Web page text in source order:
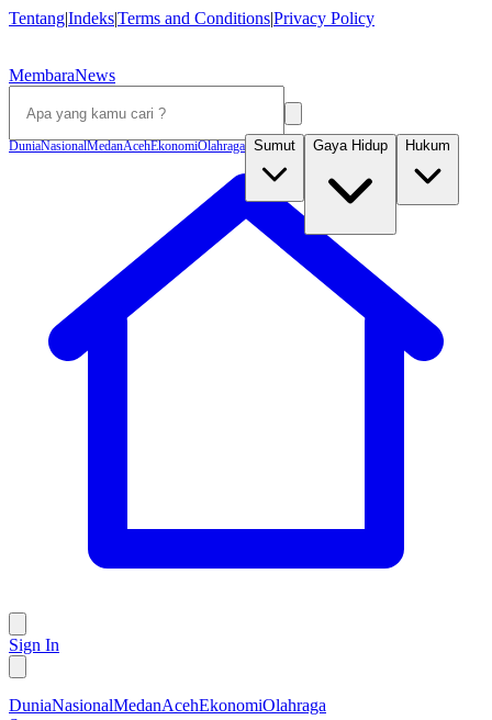
Tentang|Indeks|Terms and Conditions|Privacy Policy
MembaraNews
DuniaNasionalMedanAcehEkonomiOlahraga Sumut Gaya Hidup Hukum
Sign In
DuniaNasionalMedanAcehEkonomiOlahraga